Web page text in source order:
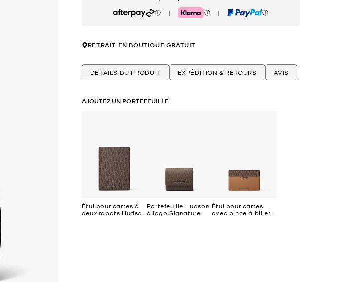
Afterpay | Klarna | PayPal
RETRAIT EN BOUTIQUE GRATUIT
DÉTAILS DU PRODUIT EXPÉDITION & RETOURS AVIS
AJOUTEZ UN PORTEFEUILLE
Étui pour cartes à
deux rabats Hudson
Portefeuille Hudson
à logo Signature
Étui pour cartes
avec pince à billets